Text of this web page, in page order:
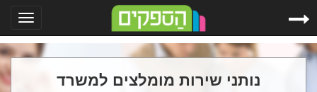
נותני שירות מומלצים למשרד